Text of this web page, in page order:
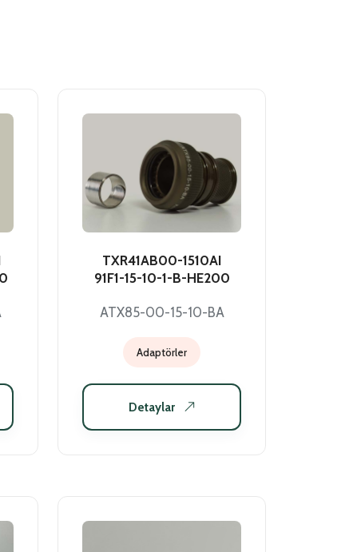
TXR41AB00-1510AI
91F1-15-10-1-B-HE200
ATX85-00-15-10-BA
Adaptörler
Detaylar